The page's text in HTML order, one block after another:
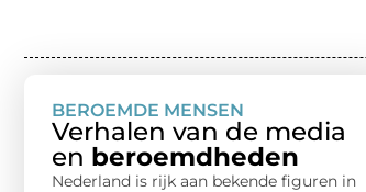
BEROEMDE MENSEN
Verhalen van de media
en beroemdheden
Nederland is rijk aan bekende figuren in